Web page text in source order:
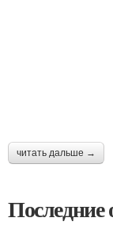
читать дальше →
Последние